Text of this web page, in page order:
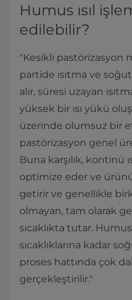
Humus ısıl
edilebilir?
"Kesikli pastörizasyon
partide ısıtma ve
alır, süresi uzayan
yüksek bir ısı yükü
üzerinde olumsuz bir
pastörizasyon genel
Buna karşılık, kontinü
optimize eder ve ürünü
getirir ve genellikle
olmayan, tam olarak
sıcaklıkta tutar.
sıcaklıklarına kadar
proses hattında çok
gerçekleştirilir."